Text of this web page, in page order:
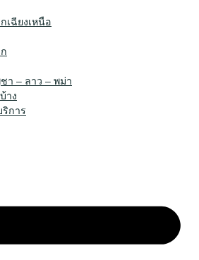
เฉียงเหนือ
า – ลาว – พม่า
าง
การ